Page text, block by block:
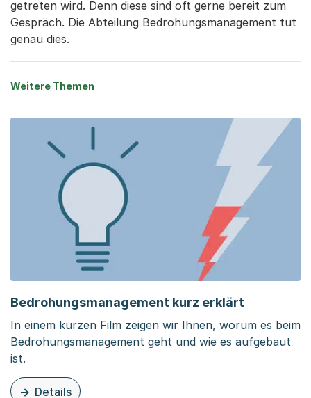
getreten wird. Denn diese sind oft gerne bereit zum
Gespräch. Die Abteilung Bedrohungsmanagement tut
genau dies.
Weitere Themen
Bedrohungsmanagement kurz erklärt
In einem kurzen Film zeigen wir Ihnen, worum es beim
Bedrohungsmanagement geht und wie es aufgebaut
ist.
Details